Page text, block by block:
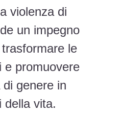
violenza di
un impegno
le
e promuovere
di genere in
della vita.